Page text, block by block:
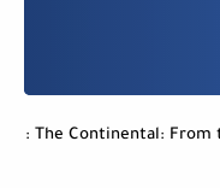
The Continental: From the World of John Wick (2023) - Trailer :